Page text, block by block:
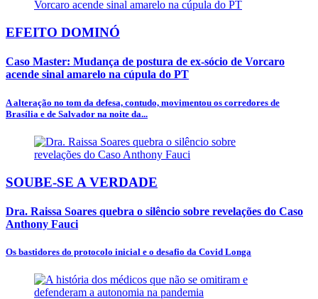
EFEITO DOMINÓ
Caso Master: Mudança de postura de ex-sócio de Vorcaro
acende sinal amarelo na cúpula do PT
A alteração no tom da defesa, contudo, movimentou os corredores de
Brasília e de Salvador na noite da...
SOUBE-SE A VERDADE
Dra. Raissa Soares quebra o silêncio sobre revelações do Caso
Anthony Fauci
Os bastidores do protocolo inicial e o desafio da Covid Longa